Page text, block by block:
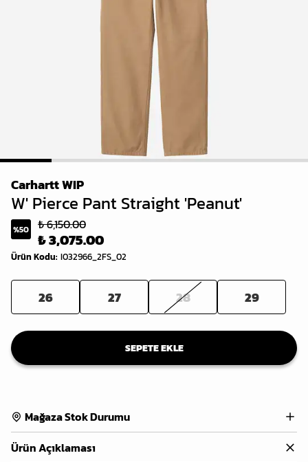
1 2 3 4 5 6
Carhartt WIP
W' Pierce Pant Straight 'Peanut'
%50 ₺ 6,150.00
₺ 3,075.00
Ürün Kodu: I032966_2FS_02
26 27 28 29
SEPETE EKLE
Mağaza Stok Durumu
Ürün Açıklaması